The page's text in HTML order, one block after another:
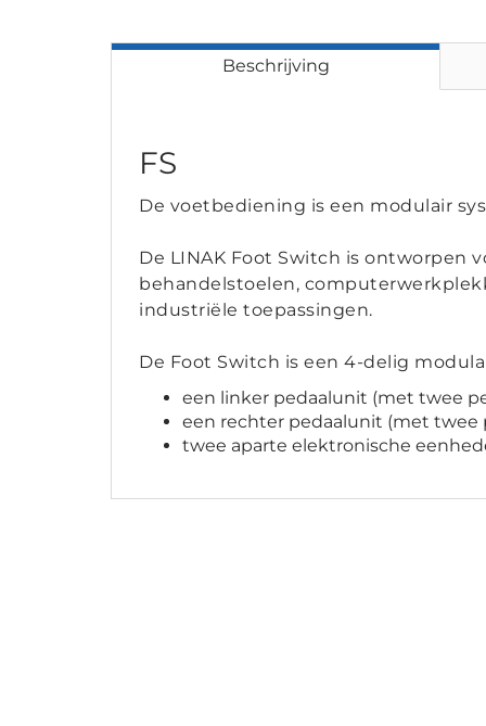
Beschrijving
FS
De voetbediening is een modulair
De LINAK Foot Switch is ontworpen
behandelstoelen,
industriële toepassingen.
De Foot Switch is een 4-delig
een linker pedaalunit (met twee
een rechter pedaalunit (met twee
twee aparte elektronische